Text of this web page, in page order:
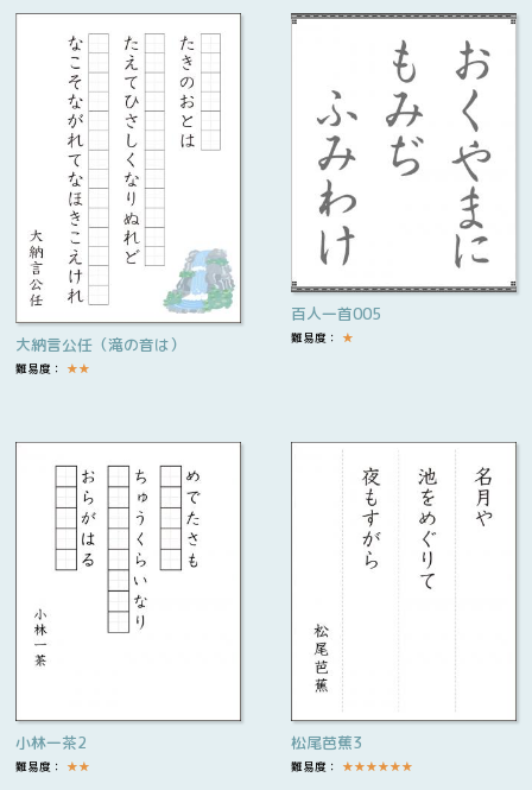
大納言公任（滝の音は）
難易度： ★★
百人一首005
難易度： ★
小林一茶2
難易度： ★★
松尾芭蕉3
難易度： ★★★★★★